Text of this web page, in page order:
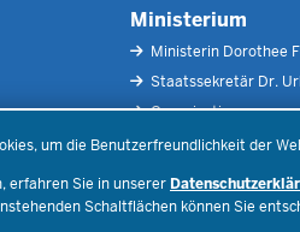
um die Benutzerfreundlichkeit der
erfahren Sie in unserer
Schaltflächen können Sie
Ministerium
Ministerin Dorothee
Staatssekretär Dr.
Organisation
Open Government
Bibliothek
Veranstaltungen